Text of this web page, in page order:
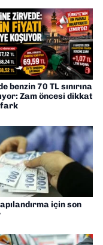
benzin 70 TL sınırına
Zam öncesi dikkat
fark
için son